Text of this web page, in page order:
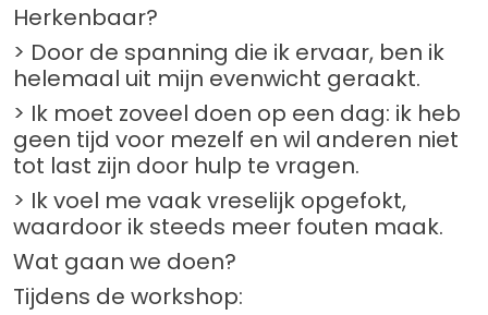
Herkenbaar?
> Door de spanning die ik ervaar, ben ik
helemaal uit mijn evenwicht geraakt.
> Ik moet zoveel doen op een dag: ik heb
geen tijd voor mezelf en wil anderen niet
tot last zijn door hulp te vragen.
> Ik voel me vaak vreselijk opgefokt,
waardoor ik steeds meer fouten maak.
Wat gaan we doen?
Tijdens de workshop: